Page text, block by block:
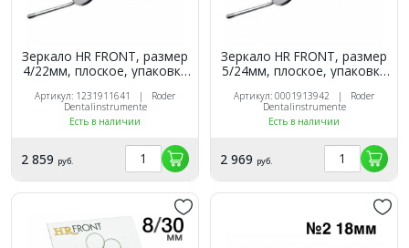
Зеркало HR FRONT, размер
4/22мм, плоское, упаковка
Артикул: 1231911641 | Roder
Dentalinstrumente
Есть в наличии
2 859 руб.
Зеркало HR FRONT, размер
5/24мм, плоское, упаковка
Артикул: 0001913942 | Roder
Dentalinstrumente
Есть в наличии
2 969 руб.